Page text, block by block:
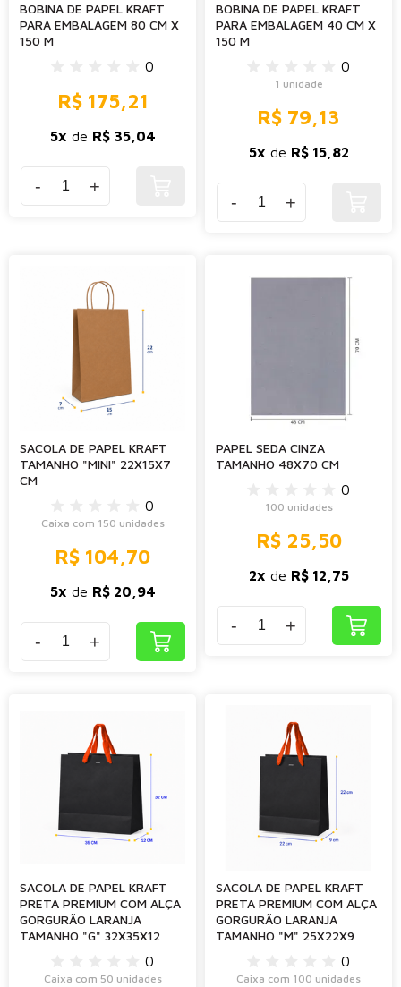
BOBINA DE PAPEL KRAFT
PARA EMBALAGEM 80 CM X
150 M
0
R$ 175,21
5x de R$ 35,04
- +
BOBINA DE PAPEL KRAFT
PARA EMBALAGEM 40 CM X
150 M
0
1 unidade
R$ 79,13
5x de R$ 15,82
- +
SACOLA DE PAPEL KRAFT
TAMANHO "MINI" 22X15X7
CM
0
Caixa com 150 unidades
R$ 104,70
5x de R$ 20,94
- +
PAPEL SEDA CINZA
TAMANHO 48X70 CM
0
100 unidades
R$ 25,50
2x de R$ 12,75
- +
SACOLA DE PAPEL KRAFT
PRETA PREMIUM COM ALÇA
GORGURÃO LARANJA
TAMANHO "G" 32X35X12
0
Caixa com 50 unidades
SACOLA DE PAPEL KRAFT
PRETA PREMIUM COM ALÇA
GORGURÃO LARANJA
TAMANHO "M" 25X22X9
0
Caixa com 100 unidades